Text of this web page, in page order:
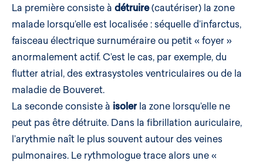
La première consiste à détruire(cautériser) la zone
malade lorsqu’elle est localisée : séquelle d’infarctus,
faisceau électrique surnuméraire ou petit « foyer »
anormalement actif. C’est le cas, par exemple, du
flutter atrial, des extrasystoles ventriculaires ou de la
maladie de Bouveret.
La seconde consiste à isolerla zone lorsqu’elle ne
peut pas être détruite. Dans la fibrillation auriculaire,
l’arythmie naît le plus souvent autour des veines
pulmonaires. Le rythmologue trace alors une «